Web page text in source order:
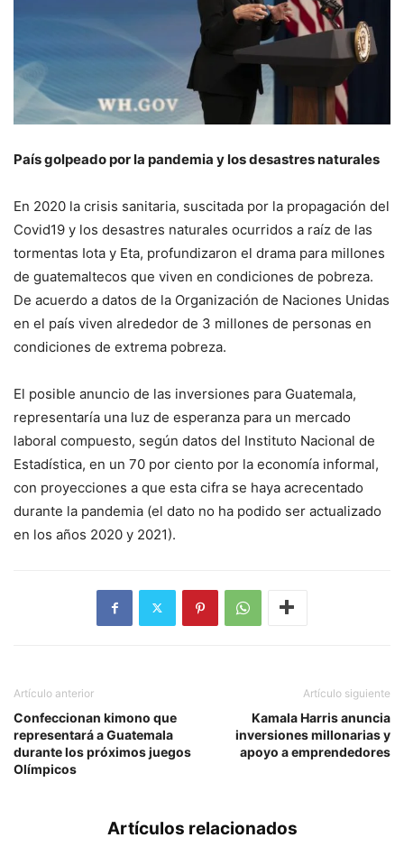
País golpeado por la pandemia y los desastres naturales
En 2020 la crisis sanitaria, suscitada por la propagación del
Covid19 y los desastres naturales ocurridos a raíz de las
tormentas Iota y Eta, profundizaron el drama para millones
de guatemaltecos que viven en condiciones de pobreza.
De acuerdo a datos de la Organización de Naciones Unidas
en el país viven alrededor de 3 millones de personas en
condiciones de extrema pobreza.
El posible anuncio de las inversiones para Guatemala,
representaría una luz de esperanza para un mercado
laboral compuesto, según datos del Instituto Nacional de
Estadística, en un 70 por ciento por la economía informal,
con proyecciones a que esta cifra se haya acrecentado
durante la pandemia (el dato no ha podido ser actualizado
en los años 2020 y 2021).
Artículo anterior
Confeccionan kimono que
representará a Guatemala
durante los próximos juegos
Olímpicos
Artículo siguiente
Kamala Harris anuncia
inversiones millonarias y
apoyo a emprendedores
Artículos relacionados